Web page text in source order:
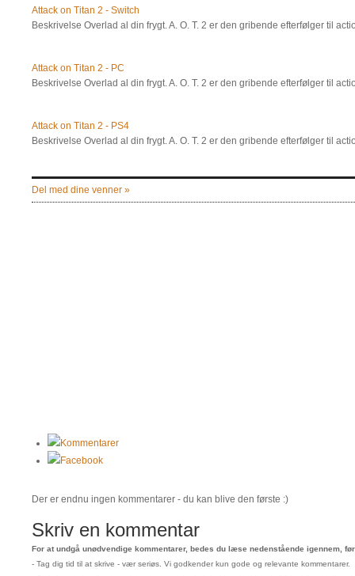
Attack on Titan 2 - Switch
Beskrivelse Overlad al din frygt. A. O. T. 2 er den gribende efterfølger til
Attack on Titan 2 - PC
Beskrivelse Overlad al din frygt. A. O. T. 2 er den gribende efterfølger til
Attack on Titan 2 - PS4
Beskrivelse Overlad al din frygt. A. O. T. 2 er den gribende efterfølger til
Del med dine venner »
Kommentarer
Facebook
Der er endnu ingen kommentarer - du kan blive den første :)
Skriv en kommentar
For at undgå unødvendige kommentarer, bedes du læse nedenstående igennem,
- Tag dig tid til at skrive - vær seriøs. Vi godkender kun gode og relevante kommentarer.